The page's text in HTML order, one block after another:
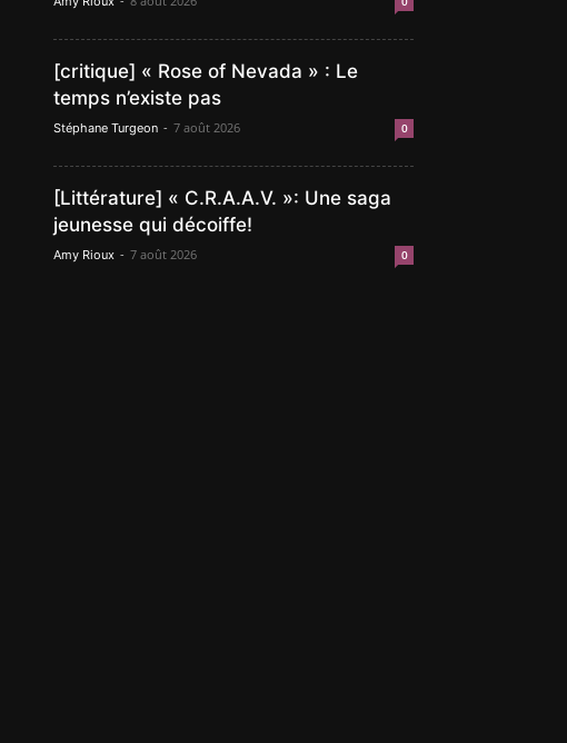
[critique] « Rose of Nevada » : Le
temps n’existe pas
Stéphane Turgeon - 7 août 2026 0
[Littérature] « C.R.A.A.V. »: Une saga
jeunesse qui décoiffe!
Amy Rioux - 7 août 2026 0